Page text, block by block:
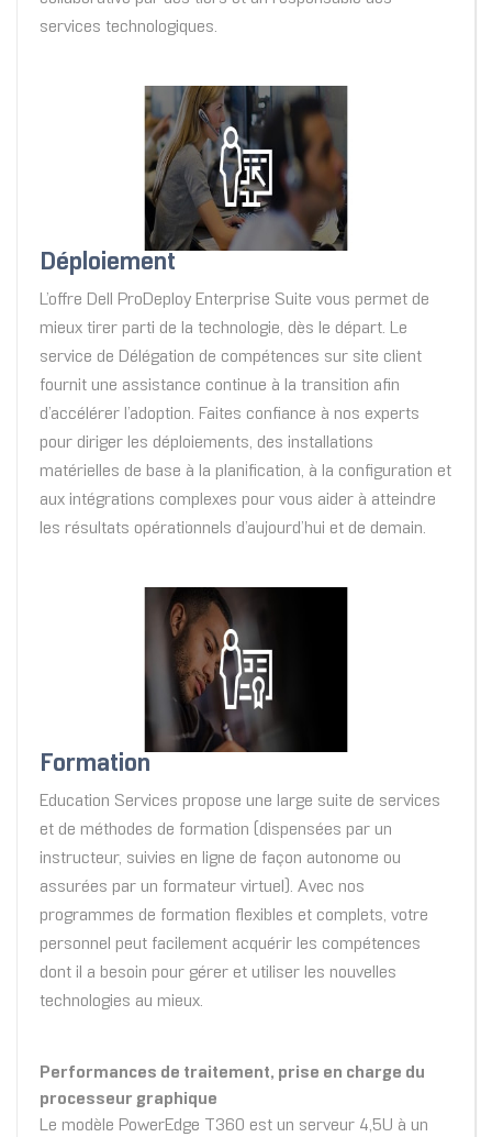
services technologiques.
Déploiement
L’offre Dell ProDeploy Enterprise Suite vous permet de
mieux tirer parti de la technologie, dès le départ. Le
service de Délégation de compétences sur site client
fournit une assistance continue à la transition afin
d’accélérer l’adoption. Faites confiance à nos experts
pour diriger les déploiements, des installations
matérielles de base à la planification, à la configuration et
aux intégrations complexes pour vous aider à atteindre
les résultats opérationnels d’aujourd’hui et de demain.
Formation
Education Services propose une large suite de services
et de méthodes de formation (dispensées par un
instructeur, suivies en ligne de façon autonome ou
assurées par un formateur virtuel). Avec nos
programmes de formation flexibles et complets, votre
personnel peut facilement acquérir les compétences
dont il a besoin pour gérer et utiliser les nouvelles
technologies au mieux.
Performances de traitement, prise en charge du
processeur graphique
Le modèle PowerEdge T360 est un serveur 4,5U à un